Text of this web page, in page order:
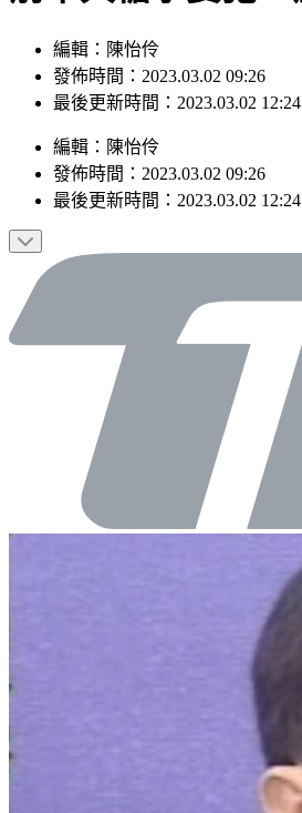
編輯：陳怡伶
發佈時間：2023.03.02 09:26
最後更新時間：2023.03.02 12:24
編輯 ： 陳怡伶
發佈時間： 2023.03.02 09:26
最後更新時間： 2023.03.02 12:24